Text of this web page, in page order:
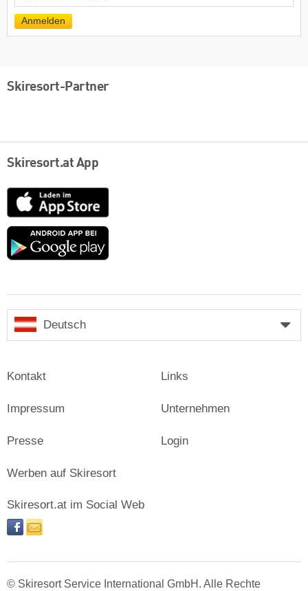
Anmelden
Skiresort-Partner
Skiresort.at App
App
Store
Google
Deutsch
Kontakt
Impressum
Presse
Links
Unternehmen
Login
Werben auf Skiresort
Skiresort.at im Social Web
facebooknewsletter
© Skiresort Service International GmbH. Alle Rechte